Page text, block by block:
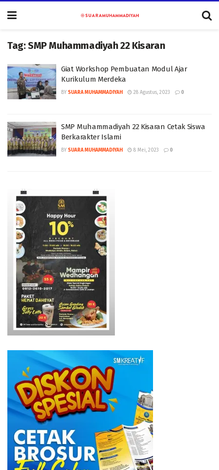
Tag:SMP Muhammadiyah 22 Kisaran
Giat Workshop Pembuatan Modul Ajar
Kurikulum Merdeka
BY SUARA MUHAMMADIYAH 28 Agustus, 2023 0
SMP Muhammadiyah 22 Kisaran Cetak Siswa
Berkarakter Islami
BY SUARA MUHAMMADIYAH 8 Mei, 2023 0